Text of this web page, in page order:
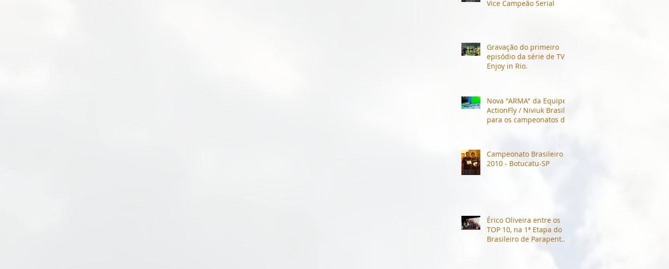
Vice Campeão Serial
Gravação do primeiro
episódio da série de TV -
Enjoy in Rio.
Nova "ARMA" da Equipe
ActionFly / Niviuk Brasil
para os campeonatos de
Campeonato Brasileiro
2010 - Botucatu-SP
Érico Oliveira entre os
TOP 10, na 1ª Etapa do
Brasileiro de Parapente